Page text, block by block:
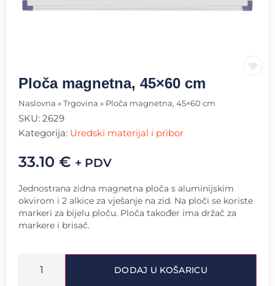
Ploča magnetna, 45×60 cm
Naslovna » Trgovina » Ploča magnetna, 45×60 cm
SKU: 2629
Kategorija: Uredski materijal i pribor
33.10 € + PDV
Jednostrana zidna magnetna ploča s aluminijskim
okvirom i 2 alkice za vješanje na zid. Na ploči se koriste
markeri za bijelu ploču. Ploča također ima držač za
markere i brisač.
DODAJ U KOŠARICU